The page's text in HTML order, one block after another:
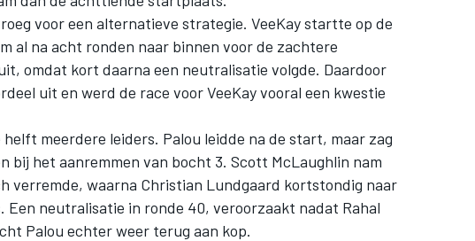
voor een alternatieve strategie. VeeKay startte op de
al na acht ronden naar binnen voor de zachtere
omdat kort daarna een neutralisatie volgde. Daardoor
uit en werd de race voor VeeKay vooral een kwestie
meerdere leiders. Palou leidde na de start, maar zag
bij het aanremmen van bocht 3. Scott McLaughlin nam
verremde, waarna Christian Lundgaard kortstondig naar
neutralisatie in ronde 40, veroorzaakt nadat Rahal
Palou echter weer terug aan kop.